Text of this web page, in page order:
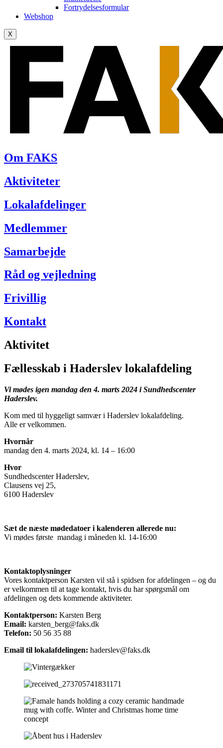
Fortrydelsesformular
Webshop
X
Om FAKS
Aktiviteter
Lokalafdelinger
Medlemmer
Samarbejde
Råd og vejledning
Frivillig
Kontakt
Aktivitet
Fællesskab i Haderslev lokalafdeling
Vi mødes igen mandag den 4. marts 2024 i Sundhedscenter
Haderslev.
Kom med til hyggeligt samvær i Haderslev lokalafdeling.
Alle er velkommen.
Hvornår
mandag den 4. marts 2024, kl. 14 – 16:00
Hvor
Sundhedscenter Haderslev,
Clausens vej 25,
6100 Haderslev
Sæt de næste mødedatoer i kalenderen allerede nu:
Vi mødes første mandag i måneden kl. 14-16:00
Kontaktoplysninger
Vores kontaktperson Karsten vil stå i spidsen for afdelingen – og du
er velkommen til at tage kontakt, hvis du har spørgsmål om
afdelingen og dets kommende aktiviteter.
Kontaktperson: Karsten Berg
Email: karsten_berg@faks.dk
Telefon: 50 56 35 88
Email til lokalafdelingen: haderslev@faks.dk